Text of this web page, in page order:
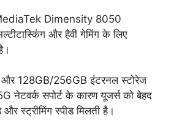
Dimensity 8050
और हैवी गेमिंग के लिए
128GB/256GB इंटरनल स्टोरेज
नेटवर्क सपोर्ट के कारण यूजर्स को बेहद
स्ट्रीमिंग स्पीड मिलती है।